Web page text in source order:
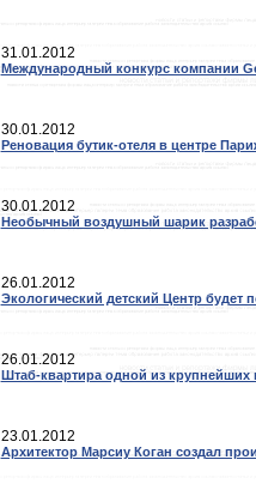
31.01.2012
Международный конкурс компании
30.01.2012
Реновация бутик-отеля в центре
30.01.2012
Необычный воздушный шарик
26.01.2012
Экологический детский Центр будет
26.01.2012
Штаб-квартира одной из
23.01.2012
Архитектор Марсиу Коган создал